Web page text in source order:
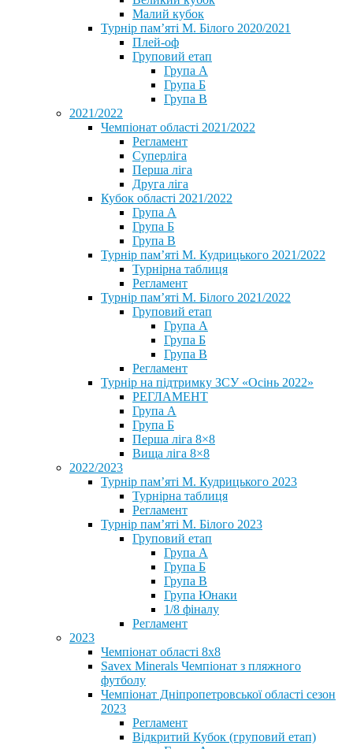
Малий кубок
Турнір пам’яті М. Білого 2020/2021
Плей-оф
Груповий етап
Група А
Група Б
Група В
2021/2022
Чемпіонат області 2021/2022
Регламент
Суперліга
Перша ліга
Друга ліга
Кубок області 2021/2022
Група А
Група Б
Група В
Турнір пам’яті М. Кудрицького 2021/2022
Турнірна таблиця
Регламент
Турнір пам’яті М. Білого 2021/2022
Груповий етап
Група А
Група Б
Група В
Регламент
Турнір на підтримку ЗСУ «Осінь 2022»
РЕГЛАМЕНТ
Група А
Група Б
Перша ліга 8×8
Вища ліга 8×8
2022/2023
Турнір пам’яті М. Кудрицького 2023
Турнірна таблиця
Регламент
Турнір пам’яті М. Білого 2023
Груповий етап
Група А
Група Б
Група В
Група Юнаки
1/8 фіналу
Регламент
2023
Чемпіонат області 8х8
Savex Minerals Чемпіонат з пляжного
футболу
Чемпіонат Дніпропетровської області сезон
2023
Регламент
Відкритий Кубок (груповий етап)